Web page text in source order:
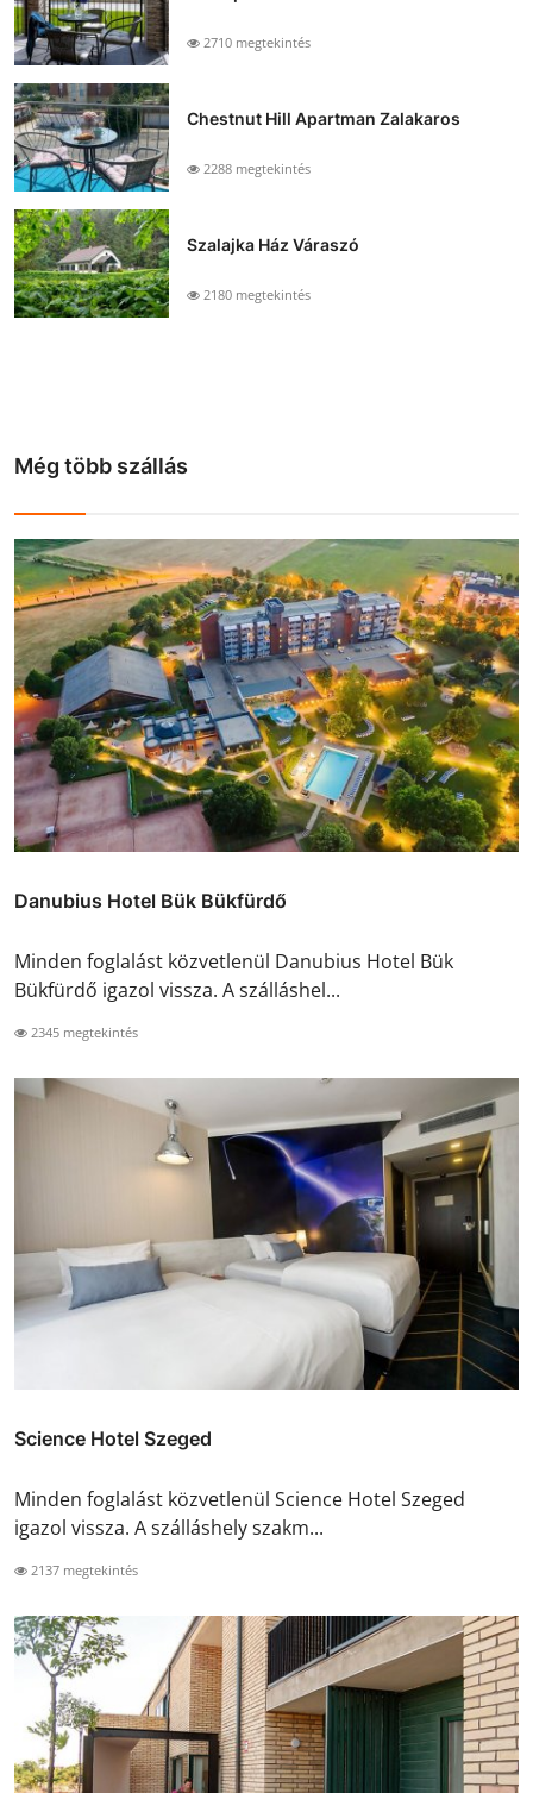
2710 megtekintés
Chestnut Hill Apartman Zalakaros
2288 megtekintés
Szalajka Ház Váraszó
2180 megtekintés
Még több szállás
Danubius Hotel Bük Bükfürdő
Minden foglalást közvetlenül Danubius Hotel Bük
Bükfürdő igazol vissza. A szálláshel...
2345 megtekintés
Science Hotel Szeged
Minden foglalást közvetlenül Science Hotel Szeged
igazol vissza. A szálláshely szakm...
2137 megtekintés